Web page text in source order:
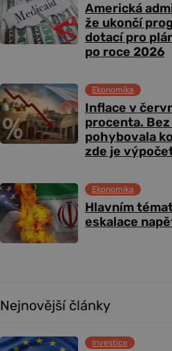
Americká
že ukončí
dotací pro
po roce 2026
Inflace v
procenta.
pohybovala
zde je
Ekonomika
Hlavním
eskalace
Ekonomika
Nejnovější články
Investice